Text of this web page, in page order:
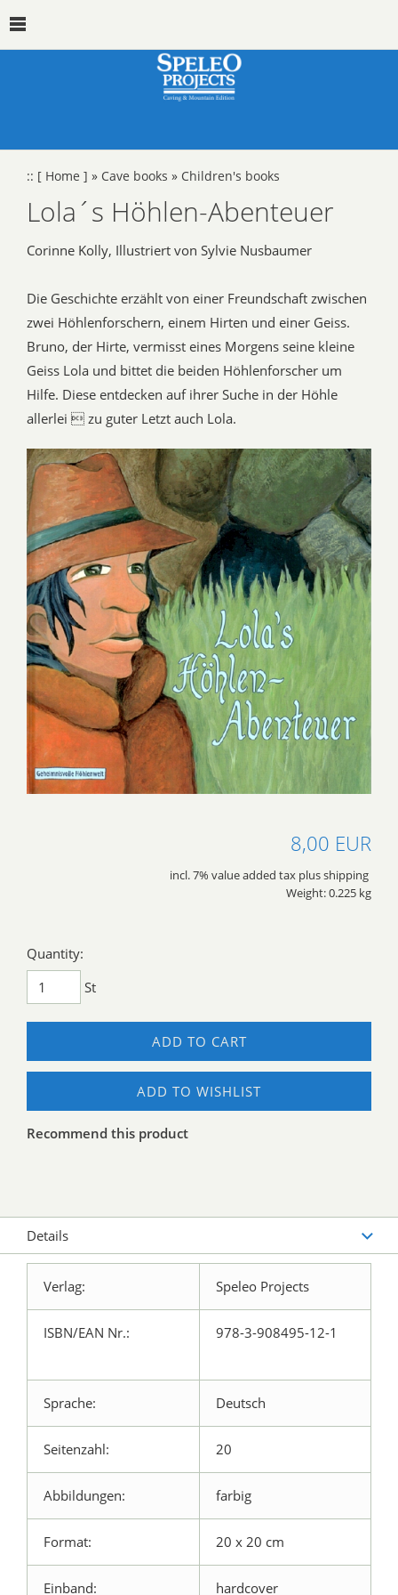
:: [ Home ] » Cave books » Children's books
Lola´s Höhlen-Abenteuer
Corinne Kolly, Illustriert von Sylvie Nusbaumer
Die Geschichte erzählt von einer Freundschaft zwischen
zwei Höhlenforschern, einem Hirten und einer Geiss.
Bruno, der Hirte, vermisst eines Morgens seine kleine
Geiss Lola und bittet die beiden Höhlenforscher um
Hilfe. Diese entdecken auf ihrer Suche in der Höhle
allerlei  zu guter Letzt auch Lola.
8,00 EUR
incl. 7% value added tax plus shipping
Weight: 0.225 kg
Quantity:
St
ADD TO CART
ADD TO WISHLIST
Recommend this product
Details
Verlag: Speleo Projects
ISBN/EAN Nr.: 978-3-908495-12-1
Sprache: Deutsch
Seitenzahl: 20
Abbildungen: farbig
Format: 20 x 20 cm
Einband: hardcover